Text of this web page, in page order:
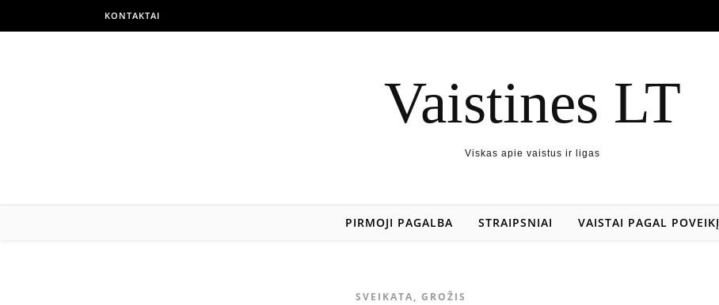
KONTAKTAI
Vaistines LT
Viskas apie vaistus ir ligas
PIRMOJI PAGALBA STRAIPSNIAI VAISTAI PAGAL POVEIKĮ
SVEIKATA, GROŽIS